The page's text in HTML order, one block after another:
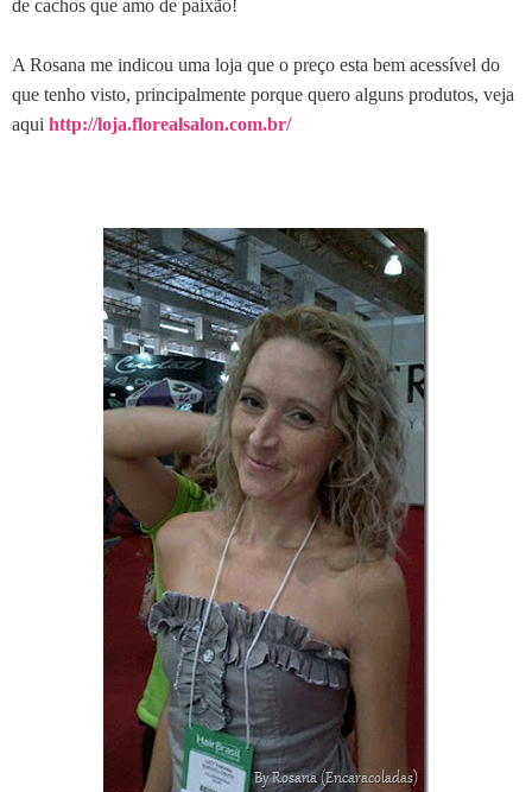
de cachos que amo de paixão!
A Rosana me indicou uma loja que o preço esta bem acessível do
que tenho visto, principalmente porque quero alguns produtos, veja
aqui http://loja.florealsalon.com.br/